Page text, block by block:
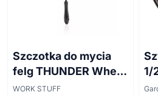
Szczotka do mycia
felg THUNDER Wheel
Brush 45cm
WORK STUFF
1/